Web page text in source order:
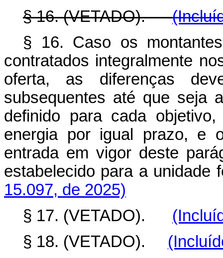
§ 16. (VETADO).
§ 16. Caso os
contratados integralmente
oferta, as diferenças
subsequentes até que seja
definido para cada
energia por igual prazo, e
entrada em vigor deste
estabelecido para a
15.097, de 2025)
§ 17. (VETADO).
§ 18. (VETADO).